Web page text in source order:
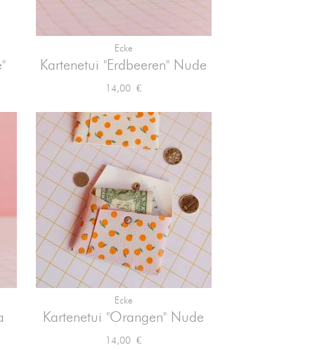
Ecke
Kartenetui "Erdbeeren" Nude
Preis
14,00 €
Vorschau
Ecke
Kartenetui "Orangen" Nude
Preis
14,00 €
Vorschau